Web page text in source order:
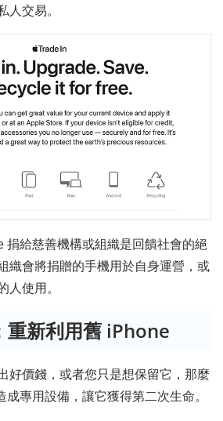
交易。
捐給慈善機構或組織是回饋社會的絕
織會將捐贈的手機用於自身運營，或
使用。
重新利用舊 iPhone
好價錢，或者您只是想保留它，那麼
專用設備，讓它獲得第二次生命。